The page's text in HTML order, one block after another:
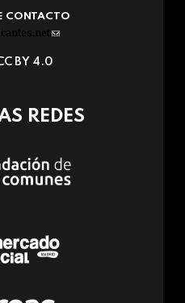
CONTACTO
(link
e-
BY 4.0
REDES